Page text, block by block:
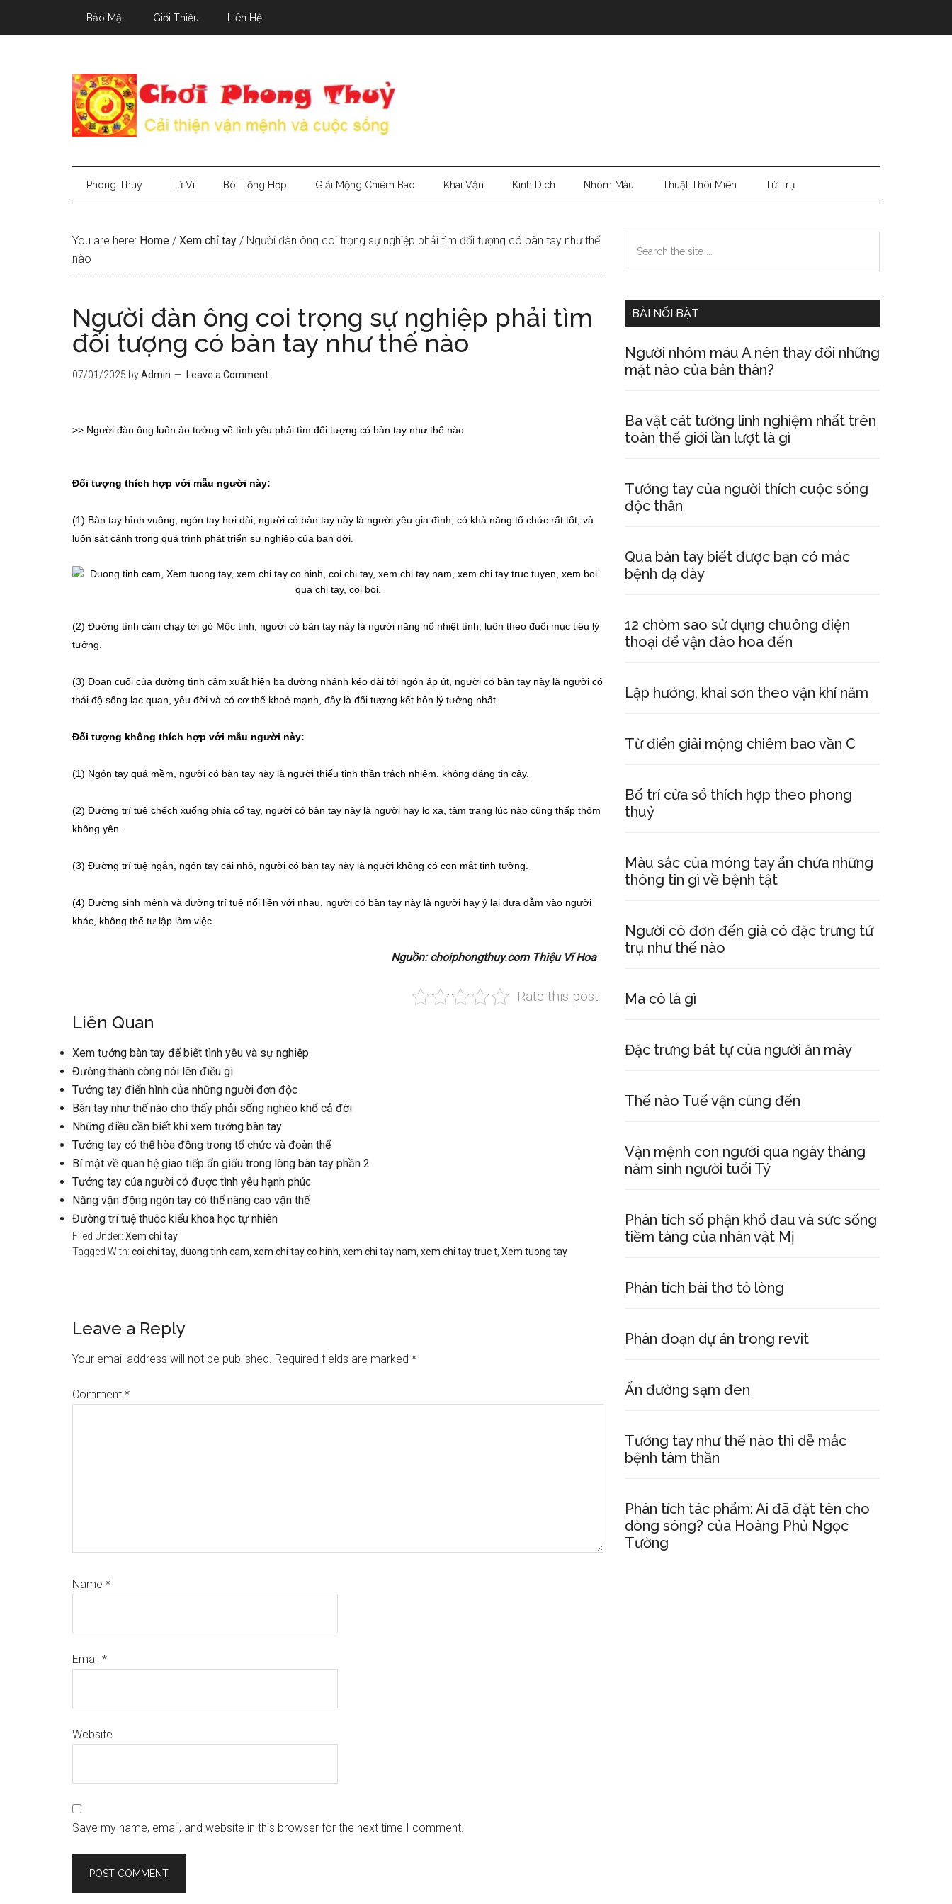
Bảo Mật Giới Thiệu Liên Hệ
Phong Thuỷ Tử Vi Bói Tổng Hợp Giải Mộng Chiêm Bao Khai Vận Kinh Dịch Nhóm Máu Thuật Thôi Miên Tứ Trụ
You are here: Home / Xem chỉ tay / Người đàn ông coi trọng sự nghiệp phải tìm đối tượng có bàn tay như thế
nào
Người đàn ông coi trọng sự nghiệp phải tìm
đối tượng có bàn tay như thế nào
07/01/2025 byAdmin Leave a Comment
>> Người đàn ông luôn ảo tưởng về tình yêu phải tìm đối tượng có bàn tay như thế nào
Đối tượng thích hợp với mẫu người này:
(1) Bàn tay hình vuông, ngón tay hơi dài, người có bàn tay này là người yêu gia đình, có khả năng tổ chức rất tốt, và
luôn sát cánh trong quá trình phát triển sự nghiệp của bạn đời.
(2) Đường tình cảm chạy tới gò Mộc tinh, người có bàn tay này là người năng nổ nhiệt tình, luôn theo đuổi mục tiêu lý
tưởng.
(3) Đoạn cuối của đường tình cảm xuất hiện ba đường nhánh kéo dài tới ngón áp út, người có bàn tay này là người có
thái độ sống lạc quan, yêu đời và có cơ thể khoẻ mạnh, đây là đối tượng kết hôn lý tưởng nhất.
Đối tượng không thích hợp với mẫu người này:
(1) Ngón tay quá mềm, người có bàn tay này là người thiếu tinh thần trách nhiệm, không đáng tin cậy.
(2) Đường trí tuệ chếch xuống phía cổ tay, người có bàn tay này là người hay lo xa, tâm trạng lúc nào cũng thấp thỏm
không yên.
(3) Đường trí tuệ ngắn, ngón tay cái nhỏ, người có bàn tay này là người không có con mắt tinh tường.
(4) Đường sinh mệnh và đường trí tuệ nối liền với nhau, người có bàn tay này là người hay ỷ lại dựa dẫm vào người
khác, không thể tự lập làm việc.
Nguồn: choiphongthuy.com Thiệu Vĩ Hoa
Rate this post
Liên Quan
Xem tướng bàn tay để biết tình yêu và sự nghiệp
Đường thành công nói lên điều gì
Tướng tay điển hình của những người đơn độc
Bàn tay như thế nào cho thấy phải sống nghèo khổ cả đời
Những điều cần biết khi xem tướng bàn tay
Tướng tay có thể hòa đồng trong tổ chức và đoàn thể
Bí mật về quan hệ giao tiếp ẩn giấu trong lòng bàn tay phần 2
Tướng tay của người có được tình yêu hạnh phúc
Năng vận động ngón tay có thể nâng cao vận thế
Đường trí tuệ thuộc kiểu khoa học tự nhiên
Filed Under: Xem chỉ tay
Tagged With: coi chi tay duong tinh cam xem chi tay co hinh xem chi tay nam xem chi tay truc t Xem tuong tay
Reader
Interactions
Leave a Reply
Your email address will not be published. Required fields are marked *
Comment *
Name *
Email *
Website
Save my name, email, and website in this browser for the next time I comment.
Primary
Sidebar
the
BÀI NỔI BẬT
Người nhóm máu A nên thay đổi những
mặt nào của bản thân?
Ba vật cát tường linh nghiệm nhất trên
toàn thế giới lần lượt là gì
Tướng tay của người thích cuộc sống
độc thân
Qua bàn tay biết được bạn có mắc
bệnh dạ dày
12 chòm sao sử dụng chuông điện
thoại để vận đào hoa đến
Lập hướng, khai sơn theo vận khí năm
Từ điển giải mộng chiêm bao vần C
Bố trí cửa sổ thích hợp theo phong
thuỷ
Màu sắc của móng tay ẩn chứa những
thông tin gì về bệnh tật
Người cô đơn đến già có đặc trưng tứ
trụ như thế nào
Ma cô là gì
Đặc trưng bát tự của người ăn mày
Thế nào Tuế vận cùng đến
Vận mệnh con người qua ngày tháng
năm sinh người tuổi Tý
Phân tích số phận khổ đau và sức sống
tiềm tàng của nhân vật Mị
Phân tích bài thơ tỏ lòng
Phân đoạn dự án trong revit
Ấn đường sạm đen
Tướng tay như thế nào thì dễ mắc
bệnh tâm thần
Phân tích tác phẩm: Ai đã đặt tên cho
dòng sông? của Hoàng Phủ Ngọc
Tường